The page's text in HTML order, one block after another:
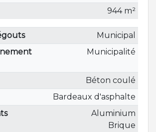
944 m²
Municipal
Municipalité
Béton coulé
Bardeaux d'asphalte
Aluminium
Brique